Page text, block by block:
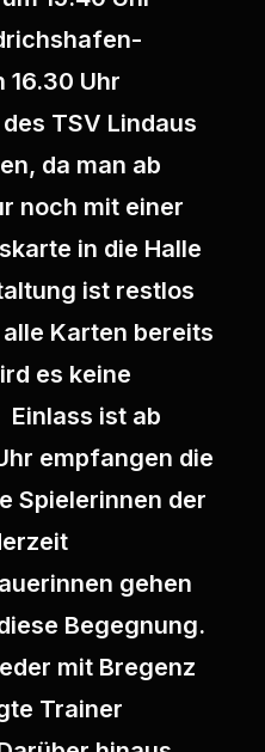
16.30 Uhr
TSV Lindaus
da man ab
noch mit einer
in die Halle
ist restlos
Karten bereits
es keine
ist ab
empfangen die
Spielerinnen der
gehen
Begegnung.
mit Bregenz
Trainer